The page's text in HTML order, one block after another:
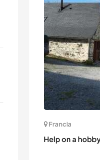
Francia
Help on a